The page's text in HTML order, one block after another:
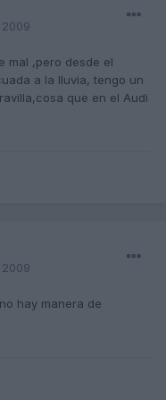
mal ,pero desde el
a la lluvia, tengo un
que en el Audi
hay manera de